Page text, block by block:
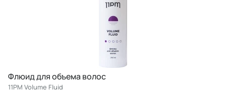
Флюид для объема волос
11PM Volume Fluid